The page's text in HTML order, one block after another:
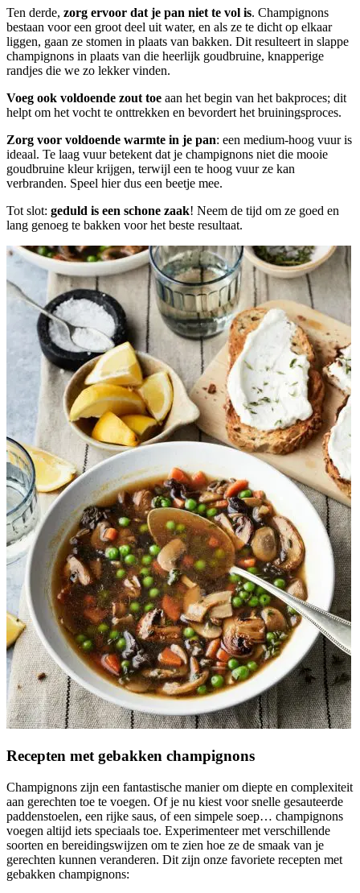
Ten derde, zorg ervoor dat je pan niet te vol is. Champignons
bestaan voor een groot deel uit water, en als ze te dicht op elkaar
liggen, gaan ze stomen in plaats van bakken. Dit resulteert in slappe
champignons in plaats van die heerlijk goudbruine, knapperige
randjes die we zo lekker vinden.
Voeg ook voldoende zout toe aan het begin van het bakproces; dit
helpt om het vocht te onttrekken en bevordert het bruiningsproces.
Zorg voor voldoende warmte in je pan: een medium-hoog vuur is
ideaal. Te laag vuur betekent dat je champignons niet die mooie
goudbruine kleur krijgen, terwijl een te hoog vuur ze kan
verbranden. Speel hier dus een beetje mee.
Tot slot: geduld is een schone zaak! Neem de tijd om ze goed en
lang genoeg te bakken voor het beste resultaat.
Recepten met gebakken champignons
Champignons zijn een fantastische manier om diepte en complexiteit
aan gerechten toe te voegen. Of je nu kiest voor snelle gesauteerde
paddenstoelen, een rijke saus, of een simpele soep… champignons
voegen altijd iets speciaals toe. Experimenteer met verschillende
soorten en bereidingswijzen om te zien hoe ze de smaak van je
gerechten kunnen veranderen. Dit zijn onze favoriete recepten met
gebakken champignons: